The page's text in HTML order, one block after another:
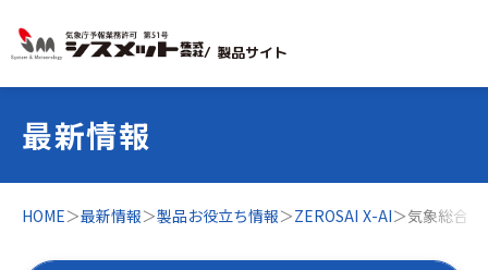
最新情報
HOME＞最新情報＞製品お役立ち情報＞ZEROSAI X-AI＞気象総合
/ 製品サイト